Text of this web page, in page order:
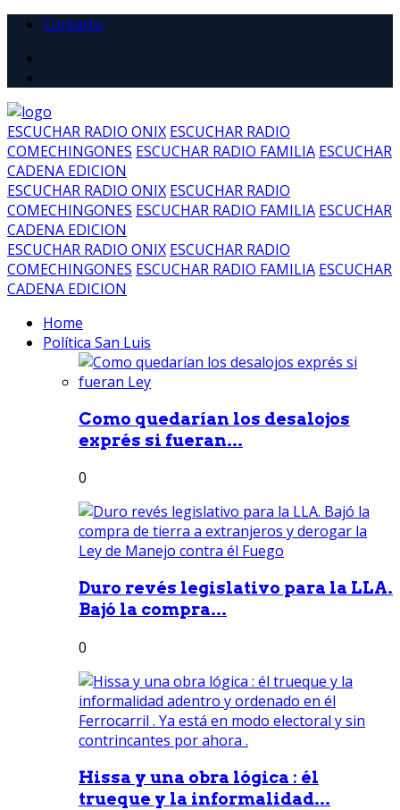
Contacto
ESCUCHAR RADIO ONIX ESCUCHAR RADIO
COMECHINGONES ESCUCHAR RADIO FAMILIA ESCUCHAR
CADENA EDICION
ESCUCHAR RADIO ONIX ESCUCHAR RADIO
COMECHINGONES ESCUCHAR RADIO FAMILIA ESCUCHAR
CADENA EDICION
ESCUCHAR RADIO ONIX ESCUCHAR RADIO
COMECHINGONES ESCUCHAR RADIO FAMILIA ESCUCHAR
CADENA EDICION
Home
Política San Luis
Como quedarían los desalojos
exprés si fueran...
0
Duro revés legislativo para la LLA.
Bajó la compra...
0
Hissa y una obra lógica : él
trueque y la informalidad...